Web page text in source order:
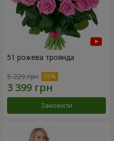
51 рожева троянда
5 229 грн
Замовити